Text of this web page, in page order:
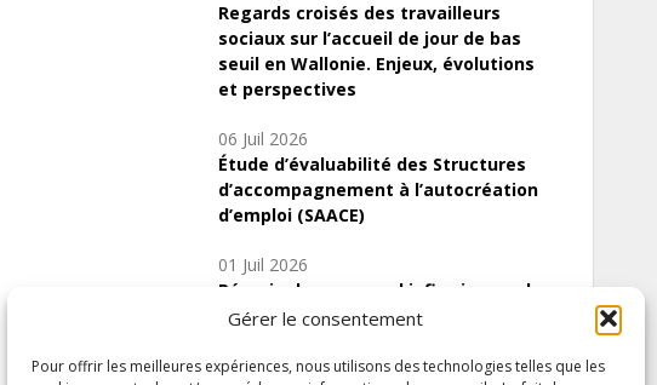
Gérer le consentement
Pour offrir les meilleures expériences, nous utilisons des technologies telles que les
Regards croisés des travailleurs
sociaux sur l’accueil de jour de bas
seuil en Wallonie. Enjeux, évolutions
et perspectives
06 Juil 2026
Étude d’évaluabilité des Structures
d’accompagnement à l’autocréation
d’emploi (SAACE)
01 Juil 2026
Pénurie du personnel infirmier :quels
indicateurs d’offre de soins pour